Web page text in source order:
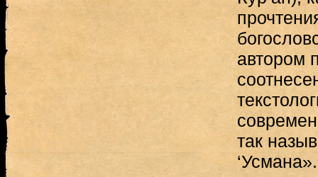
автором
так
‘Усмана».